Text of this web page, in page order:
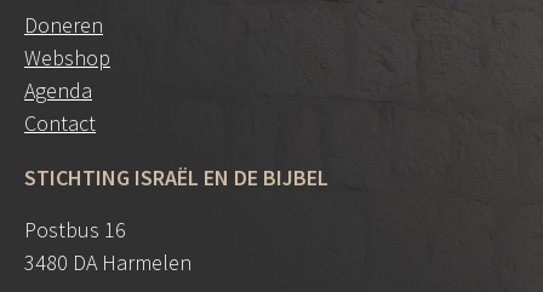
Doneren
Webshop
Agenda
Contact
STICHTING ISRAËL EN DE BIJBEL
Postbus 16
3480 DA Harmelen